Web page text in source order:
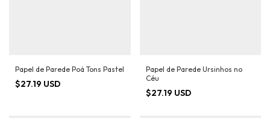
Papel de Parede Poá Tons Pastel
$27.19 USD
Papel de Parede Ursinhos no
Céu
$27.19 USD